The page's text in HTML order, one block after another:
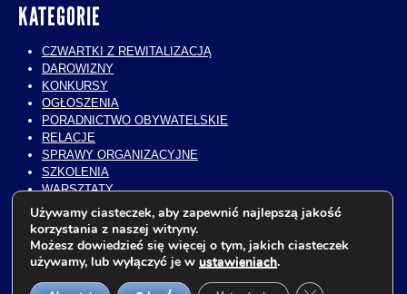
KATEGORIE
CZWARTKI Z REWITALIZACJĄ
DAROWIZNY
KONKURSY
OGŁOSZENIA
PORADNICTWO OBYWATELSKIE
RELACJE
SPRAWY ORGANIZACYJNE
SZKOLENIA
WARSZTATY
WIZYTY STUDIALNE
WOLONTARIAT
WYKŁADY
ZAJĘCIA EDUKACYJNE
Używamy ciasteczek, aby zapewnić najlepszą jakość
korzystania z naszej witryny.
Możesz dowiedzieć się więcej o tym, jakich ciasteczek
używamy, lub wyłączyć je w ustawieniach.